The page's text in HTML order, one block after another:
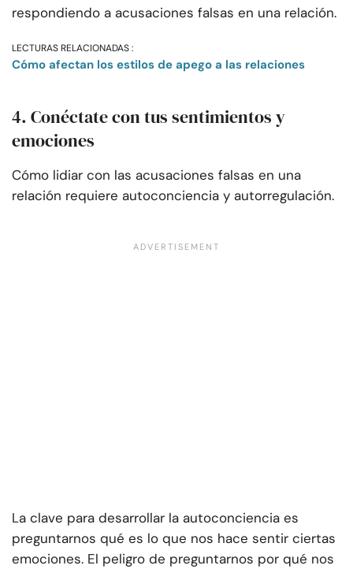
respondiendo a acusaciones falsas en una relación.
LECTURAS RELACIONADAS :
Cómo afectan los estilos de apego a las relaciones
4. Conéctate con tus sentimientos y
emociones
Cómo lidiar con las acusaciones falsas en una
relación requiere autoconciencia y autorregulación.
La clave para desarrollar la autoconciencia es
preguntarnos qué es lo que nos hace sentir ciertas
emociones. El peligro de preguntarnos por qué nos